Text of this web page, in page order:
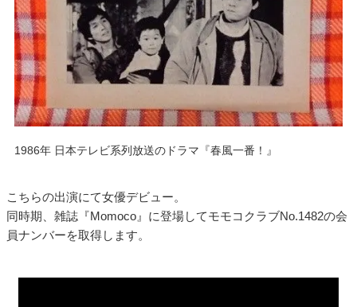
1986年 日本テレビ系列放送のドラマ『春風一番！』
こちらの出演にて女優デビュー。
同時期、雑誌『Momoco』に登場してモモコクラブNo.1482の会
員ナンバーを取得します。